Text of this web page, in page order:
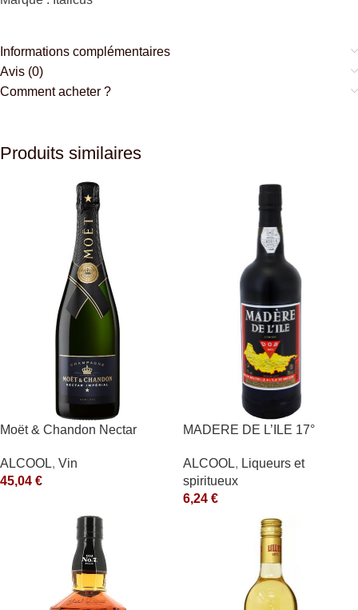
Informations complémentaires
Avis (0)
Comment acheter ?
Produits similaires
Moët & Chandon Nectar
Blanc
ALCOOL, Vin
45,04 €
MADERE DE L’ILE 17°
ALCOOL, Liqueurs et
spiritueux
6,24 €